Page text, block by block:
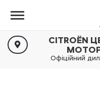
CITROËN
Офіційний